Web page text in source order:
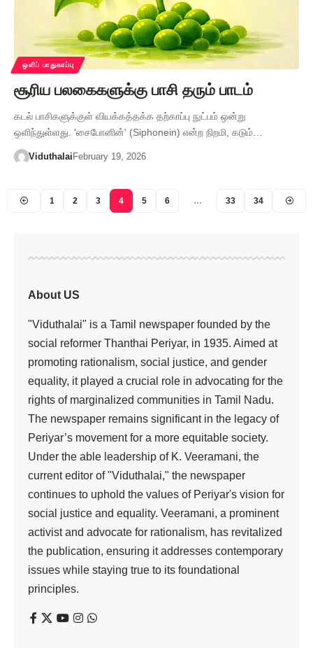
ஒளிப் பாதுகாப்பு
சூரிய பலகைகளுக்கு பாசி தரும் பாடம்
கடல் பாசிகளுக்குள் வியக்கத்தக்க தற்காப்பு நுட்பம் ஒன்று
ஒளிந்துள்ளது. 'சைபோனின்' (Siphonein) என்ற நிறமி, கடும்…
Viduthalai February 19, 2026
1 2 3 4 5 6 … 33 34
About US
"Viduthalai" is a Tamil newspaper founded by the
social reformer Thanthai Periyar, in 1935. Aimed at
promoting rationalism, social justice, and gender
equality, it played a crucial role in advocating for the
rights of marginalized communities in Tamil Nadu.
The newspaper remains significant in the legacy of
Periyar’s movement for a more equitable society.
Under the able leadership of K. Veeramani, the
current editor of "Viduthalai," the newspaper
continues to uphold the values of Periyar's vision for
social justice and equality. Veeramani, a prominent
activist and advocate for rationalism, has revitalized
the publication, ensuring it addresses contemporary
issues while staying true to its foundational
principles.